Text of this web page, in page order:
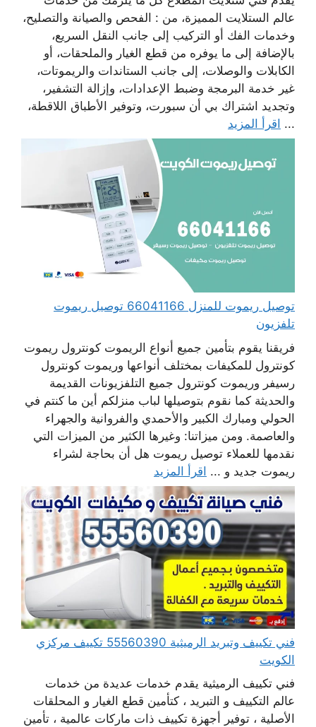
عالم الستلايت المميزة، من : الفحص والصيانة والتصليح،
وخدمات الفك أو التركيب إلى جانب النقل السريع،
بالإضافة إلى ما يوفره من قطع الغيار والملحقات، أو
الكابلات والوصلات، إلى جانب الستاندات والريموتات،
غير خدمة البرمجة وضبط الإعدادات، وإزالة التشفير،
وتجديد اشتراك بي أن سبورت، وتوفير الأطباق اللاقطة،
... اقرأ المزيد
توصيل ريموت للمنزل 66041166 توصيل ريموت
تلفزيون
فريقنا يقوم بتأمين جميع أنواع الريموت كونترول ريموت
كونترول للمكيفات بمختلف أنواعها وريموت كونترول
رسيفر وريموت كونترول جميع التلفزيونات القديمة
والحديثة كما نقوم بتوصيلها لباب منزلكم أين ما كنتم في
الحولي ومبارك الكبير والأحمدي والفروانية والجهراء
والعاصمة. ومن ميزاتنا: وغيرها الكثير من الميزات التي
نقدمها للعملاء توصيل ريموت هل أن بحاجة لشراء
ريموت جديد و ... اقرأ المزيد
فني تكييف وتبريد الرميثية 55560390 تكييف مركزي
الكويت
فني تكييف الرميثية يقدم خدمات عديدة من خدمات
عالم التكييف و التبريد ، كتأمين قطع الغيار و المحلقات
الأصلية ، توفير أجهزة تكييف ذات ماركات عالمية ، تأمين